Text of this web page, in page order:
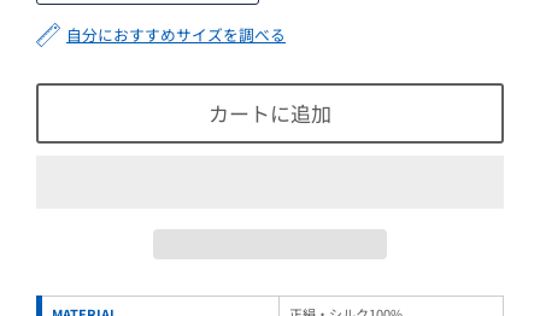
自分におすすめサイズを調べる
カートに追加